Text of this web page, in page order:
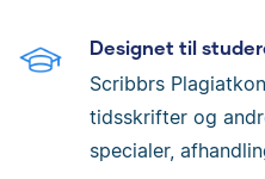
Designet til
Scribbrs
tidsskrifter og
specialer,